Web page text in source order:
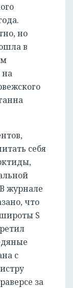
но
в
на
себя
журнале
что
S
с
за